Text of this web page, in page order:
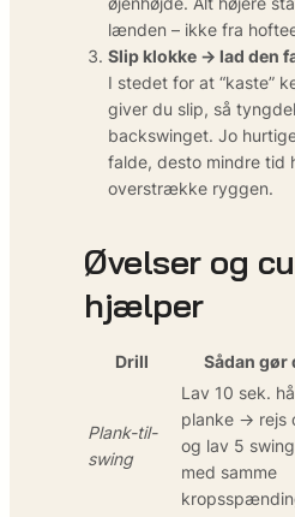
lænden – ikke fra
Slip klokke → lad den
I stedet for at “kaste”
giver du slip, så
backswinget. Jo
falde, desto mindre tid
overstrække ryggen.
Øvelser og
hjælper
Drill Sådan gør
Plank-til-
swing
Lav 10 sek.
planke → rejs
og lav 5
med samme